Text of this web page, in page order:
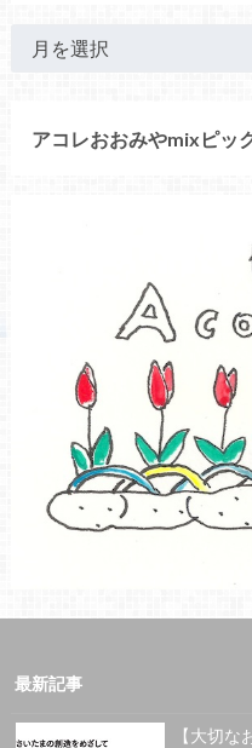
アコレおおみやmixピッ
最新記事
【大切